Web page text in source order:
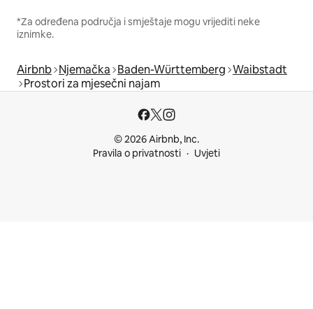
*Za određena područja i smještaje mogu vrijediti neke
iznimke.
Airbnb Njemačka Baden-Württemberg Waibstadt
Prostori za mjesečni najam
© 2026 Airbnb, Inc.
Pravila o privatnosti
Uvjeti